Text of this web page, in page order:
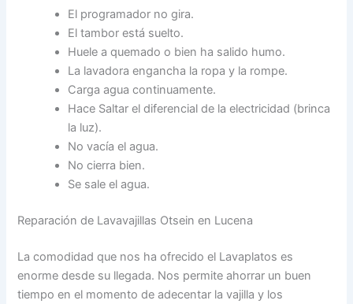
El programador no gira.
El tambor está suelto.
Huele a quemado o bien ha salido humo.
La lavadora engancha la ropa y la rompe.
Carga agua continuamente.
Hace Saltar el diferencial de la electricidad (brinca
la luz).
No vacía el agua.
No cierra bien.
Se sale el agua.
Reparación de Lavavajillas Otsein en Lucena
La comodidad que nos ha ofrecido el Lavaplatos es
enorme desde su llegada. Nos permite ahorrar un buen
tiempo en el momento de adecentar la vajilla y los